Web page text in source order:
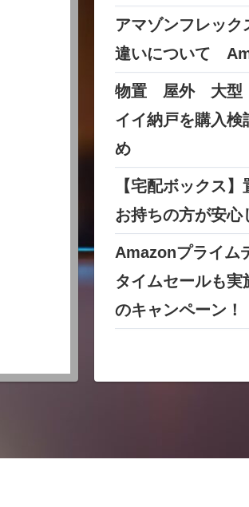
アマゾンフレック
違いについて
物置 屋外 大型
イイ納戸を購入検
め
【宅配ボックス
お持ちの方が安心
Amazonプライム
タイムセールも実
のキャンペーン！